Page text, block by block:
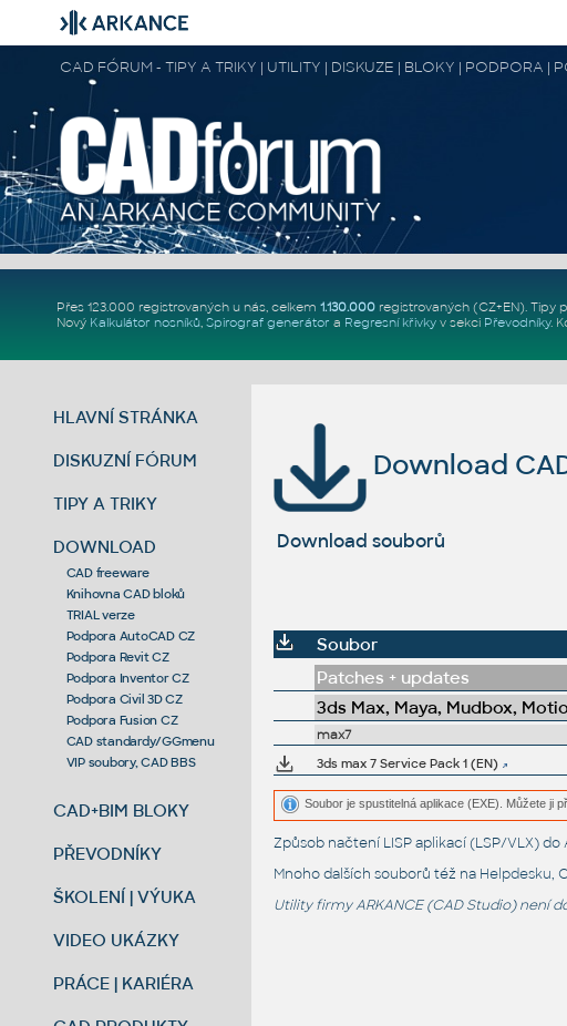
CAD FÓRUM - TIPY A TRIKY | UTILITY | DISKUZE | BLOKY | PODPORA |
Přes 123.000 registrovaných u nás, celkem 1.130.000registrovaných (CZ+EN). Tipy
Nový Kalkulátor nosníků, Spirograf generátor a Regresní křivkyv sekci Převodníky.
HLAVNÍ STRÁNKA
DISKUZNÍ FÓRUM
TIPY A TRIKY
DOWNLOAD
CAD freeware
Knihovna CAD bloků
TRIAL verze
Podpora AutoCAD CZ
Podpora Revit CZ
Podpora Inventor CZ
Podpora Civil 3D CZ
Podpora Fusion CZ
CAD standardy/GGmenu
VIP soubory, CAD BBS
CAD+BIM BLOKY
PŘEVODNÍKY
ŠKOLENÍ | VÝUKA
VIDEO UKÁZKY
PRÁCE | KARIÉRA
Download
Download souborů
Soubor
Patches + updates
3ds Max, Maya, Mudbox,
max7
3ds max 7 Service Pack 1 (EN)
Soubor je spustitelná aplikace (EXE). Můžete ji
Způsob načtení LISP aplikací (LSP/VLX)
Mnoho dalších souborů též na Helpdesku,
Utility firmy ARKANCE (CAD Studio) není